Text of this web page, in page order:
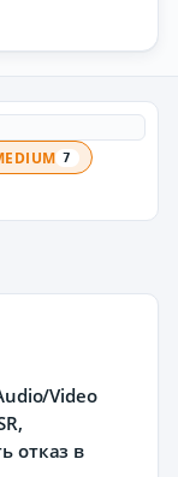
7
Video
отказ в